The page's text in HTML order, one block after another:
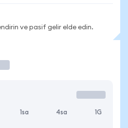
ve pasif gelir elde edin.
1sa 4sa 1G